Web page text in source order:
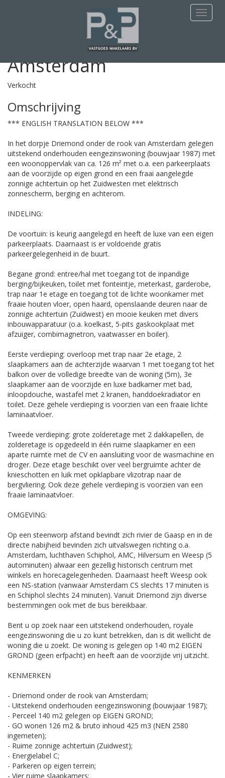
Deze woning is verkocht
Barnevelderstraat 18
Amsterdam
Verkocht
Omschrijving
*** ENGLISH TRANSLATION BELOW ***
In het dorpje Driemond onder de rook van Amsterdam gelegen
uitstekend onderhouden eengezinswoning (bouwjaar 1987) met
een woonoppervlak van ca. 126 m² met o.a. een parkeerplaats
aan de voorzijde op eigen grond en een fraai aangelegde
zonnige achtertuin op het Zuidwesten met elektrisch
zonnescherm, berging en achterom.
INDELING:
De voortuin: is keurig aangelegd en heeft de luxe van een eigen
parkeerplaats. Daarnaast is er voldoende gratis
parkeergelegenheid in de buurt.
Begane grond: entree/hal met toegang tot de inpandige
berging/bijkeuken, toilet met fonteintje, meterkast, garderobe,
trap naar 1e etage en toegang tot de lichte woonkamer met
fraaie houten vloer, open haard, openslaande deuren naar de
zonnige achtertuin (Zuidwest) en mooie keuken met divers
inbouwapparatuur (o.a. koelkast, 5-pits gaskookplaat met
afzuiger, combimagnetron, vaatwasser en boiler).
Eerste verdieping: overloop met trap naar 2e etage, 2
slaapkamers aan de achterzijde waarvan 1 met toegang tot het
balkon over de volledige breedte van de woning (5m), 3e
slaapkamer aan de voorzijde en luxe badkamer met bad,
inloopdouche, wastafel met 2 kranen, handdoekradiator en
toilet. Deze gehele verdieping is voorzien van een fraaie lichte
laminaatvloer.
Tweede verdieping: grote zolderetage met 2 dakkapellen, de
zolderetage is opgedeeld in één ruime slaapkamer en een
aparte ruimte met de CV en aansluiting voor de wasmachine en
droger. Deze etage beschikt over veel bergruimte achter de
knieschotten en luik met opklapbare vlizotrap naar de
bergvliering. Ook deze gehele verdieping is voorzien van een
fraaie laminaatvloer.
OMGEVING:
Op een steenworp afstand bevindt zich rivier de Gaasp en in de
directe nabijheid bevinden zich uitvalswegen richting o.a.
Amsterdam, luchthaven Schiphol, AMC, Hilversum en Weesp (5
autominuten) alwaar een gezellig historisch centrum met
winkels en horecagelegenheden. Daarnaast heeft Weesp ook
een NS-station (vanwaar Amsterdam CS slechts 17 minuten is
en Schiphol slechts 24 minuten). Vanuit Driemond zijn diverse
bestemmingen ook met de bus bereikbaar.
Bent u op zoek naar een uitstekend onderhouden, royale
eengezinswoning die u zo kunt betrekken, dan is dit wellicht de
woning die u zoekt. De woning is gelegen op 140 m2 EIGEN
GROND (geen erfpacht) en heeft aan de voorzijde vrij uitzicht.
KENMERKEN
- Driemond onder de rook van Amsterdam;
- Uitstekend onderhouden eengezinswoning (bouwjaar 1987);
- Perceel 140 m2 gelegen op EIGEN GROND;
- GO wonen 126 m2 & bruto inhoud 425 m3 (NEN 2580
ingemeten);
- Ruime zonnige achtertuin (Zuidwest);
- Energielabel C;
- Parkeren op eigen terrein;
- Vier ruime slaapkamers;